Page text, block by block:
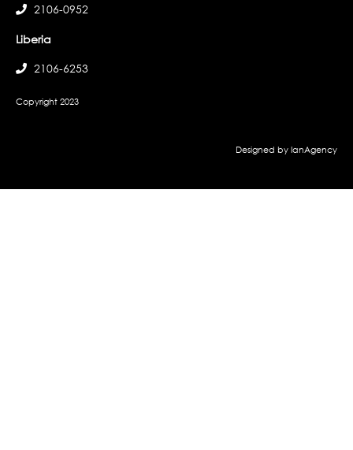
2106-0952
Liberia
2106-6253
Copyright 2023
Designed by IanAgency